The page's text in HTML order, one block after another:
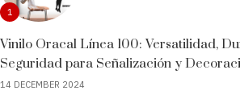
1
Vinilo Oracal Línea 100: Versatilidad,
Seguridad para Señalización y
14 DECEMBER 2024